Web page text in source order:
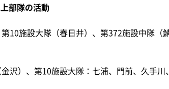
部隊の活動
第10施設大隊（春日井）、第372施設中隊（
沢）、第10施設大隊：七浦、門前、久手川